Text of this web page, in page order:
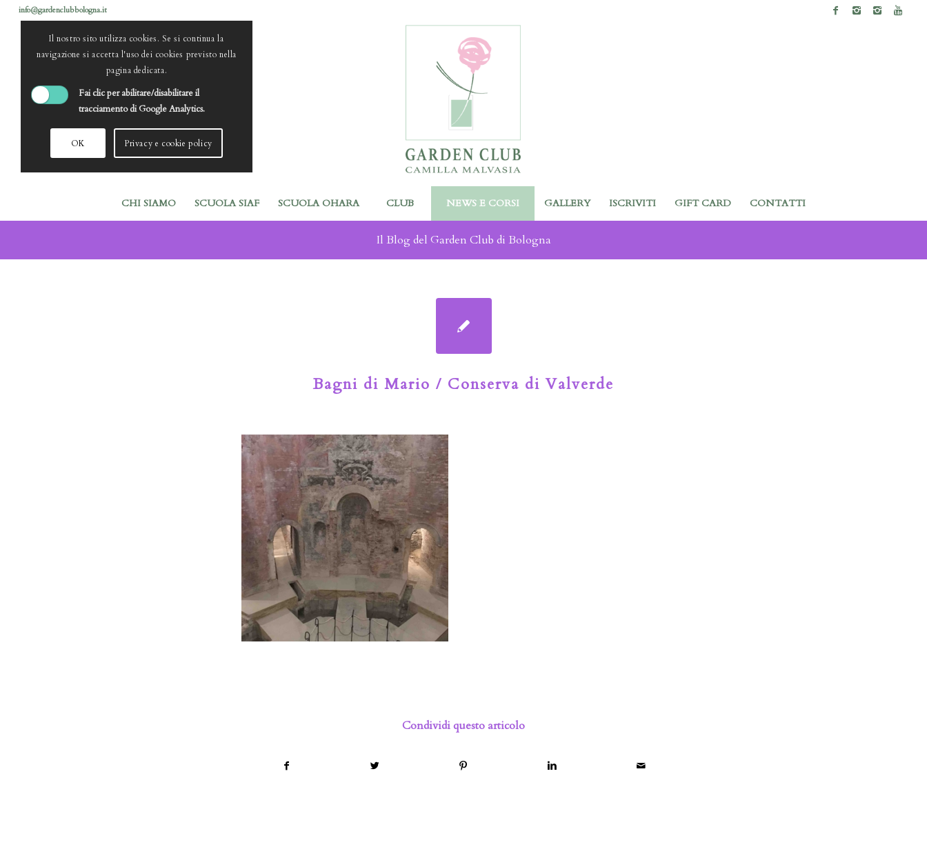
info@gardenclubbologna.it
CHI SIAMO SCUOLA SIAF SCUOLA OHARA CLUB NEWS E CORSI GALLERY ISCRIVITI GIFT CARD CONTATTI
Il Blog del Garden Club di Bologna
Bagni di Mario / Conserva di Valverde
Condividi questo articolo
Il nostro sito utilizza cookies. Se si continua la
navigazione si accetta l'uso dei cookies previsto nella
pagina dedicata.
Fai clic per abilitare/disabilitare il
tracciamento di Google Analytics.
OK Privacy e cookie policy